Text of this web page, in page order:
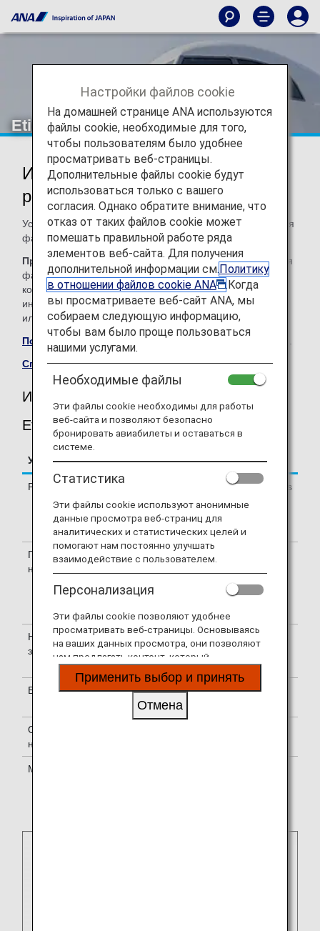
Etihad Airways (EY)
Информация о кодшеринговых
рейсах Etihad Airways
Услуги на кодшеринговых рейсах с ANA предоставляются
фактическим перевозчиком как показано далее.
Примечание: В большинстве случаев правила и условия
фактического перевозчика распространяются на
кодшеринговые рейсы. Для получения подробной
информации обратитесь к нам во время бронирования
или напрямую в соответствующую авиакомпанию.
Посетите веб-сайт авиакомпании Etihad Airways
Список кодшеринговых рейсов.
Информация о рейсах авиакомпании
Etihad Airways (EY)
Услуга Описание
Регистрация
На стойке регистрации Etihad Airways
(EY). Проверьте терминалы
отправления, указанные в вашем
электронном билете.
Подтверждение
номера рейса
Номер рейса Etihad Airways (EY)
указателях в аэропорту приводятся
номера рейсов ANA (NH) и EY или
только номер рейса EY.
Наличие мест в
зале ожидания
Для получения информации о залах
ожидания пройдите по ссылке
Информация о залах ожидания
Бортпроводники
Бортпроводники Etihad Airways
находятся на борту самолета.
Обслуживание
на борту
Мили
Настройки файлов cookie
На домашней странице ANA используются
файлы cookie, необходимые для того,
чтобы пользователям было удобнее
просматривать веб-страницы.
Дополнительные файлы cookie будут
использоваться только с вашего
согласия. Однако обратите внимание, что
отказ от таких файлов cookie может
помешать правильной работе ряда
элементов веб-сайта. Для получения
дополнительной информации см.Политику
в отношении файлов cookie ANA
.Когда
вы просматриваете веб-сайт ANA, мы
собираем следующую информацию,
чтобы вам было проще пользоваться
нашими услугами.
Необходимые файлы
Эти файлы cookie необходимы для работы
веб-сайта и позволяют безопасно
бронировать авиабилеты и оставаться в
системе.
Статистика
Эти файлы cookie используют анонимные
данные просмотра веб-страниц для
аналитических и статистических целей и
помогают нам постоянно улучшать
взаимодействие с пользователем.
Персонализация
Эти файлы cookie позволяют удобнее
просматривать веб-страницы. Основываясь
на ваших данных просмотра, они позволяют
нам предлагать контент, который
соответствует вашим личным интересам, в
виде веб-сайтов, электронной почты,
Применить выбор и принять
Отмена